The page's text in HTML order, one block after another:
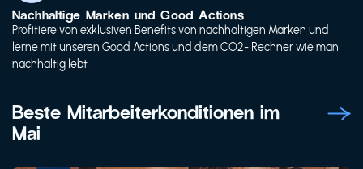
Nachhaltige Marken und Good Actions
Profitiere von exklusiven Benefits von nachhaltigen Marken und
lerne mit unseren Good Actions und dem CO2- Rechner wie man
nachhaltig lebt
Beste Mitarbeiterkonditionen im
Mai